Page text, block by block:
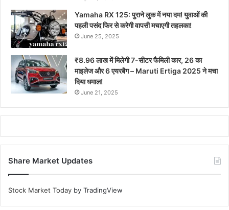
Yamaha RX 125: पुराने लुक में नया दम! युवाओं की
पहली पसंद फिर से करेगी वापसी मचाएगी तहलका!
June 25, 2025
₹8.96 लाख में मिलेगी 7-सीटर फैमिली कार, 26 का
माइलेज और 6 एयरबैग – Maruti Ertiga 2025 ने मचा
दिया धमाल!
June 21, 2025
Share Market Updates
Stock Market Today by TradingView